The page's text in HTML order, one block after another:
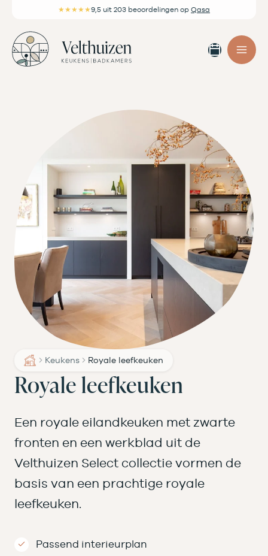
inhoud
★★★★★9,5 uit 203 beoordelingen op Qasa
maken
Keukens Royale leefkeuken
Royale leefkeuken
Een royale eilandkeuken met zwarte
fronten en een werkblad uit de
Velthuizen Select collectie vormen de
basis van een prachtige royale
leefkeuken.
Passend interieurplan